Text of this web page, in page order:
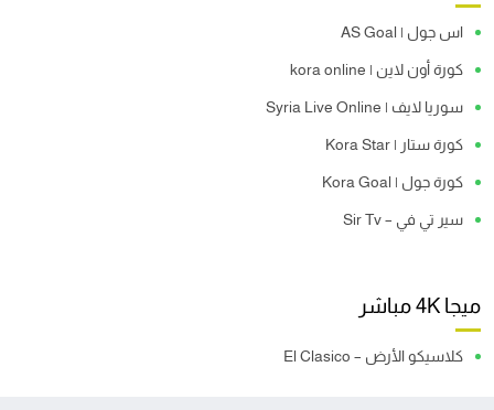
اس جول | AS Goal
كورة أون لاين | kora online
سوريا لايف | Syria Live Online
كورة ستار | Kora Star
كورة جول | Kora Goal
سير تي في – Sir Tv
ميجا 4K مباشر
كلاسيكو الأرض – El Clasico